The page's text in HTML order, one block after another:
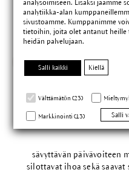
analysoimiseen. Lisäksi jaamme
analytiikka-alan
sivustoamme. Kumppanimme
tietoihin, joita olet antanut heille
heidän palvelujaan.
Salli kaikki Kiellä
Välttämätön (23)
Markkinointi (13) Salli
Uudistava
sävyttävän päivävoiteen
silottavat ihoa sekä saavat